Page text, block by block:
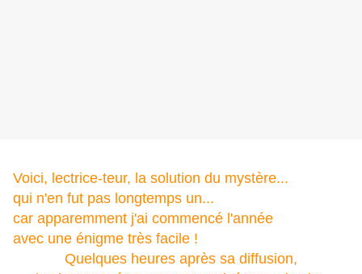
Voici, lectrice-teur, la solution du mystère...
qui n'en fut pas longtemps un...
car apparemment j'ai commencé l'année
avec une énigme très facile !
Quelques heures après sa diffusion,